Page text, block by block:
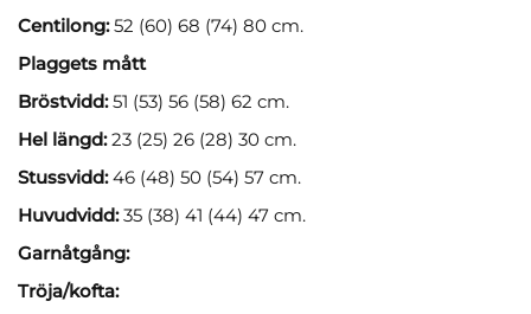
Centilong:52 (60) 68 (74) 80 cm.
Plaggets mått
Bröstvidd:51 (53) 56 (58) 62 cm.
Hel längd:23 (25) 26 (28) 30 cm.
Stussvidd:46 (48) 50 (54) 57 cm.
Huvudvidd:35 (38) 41 (44) 47 cm.
Garnåtgång:
Tröja/kofta: